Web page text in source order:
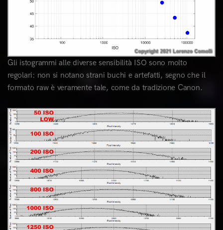
Gli istogrammi alle diverse sensibilità ISO sono molto
regolari: non si notano strani buchi e artefatti, segno che il
formato raw è veramente tale, come da tradizione Canon.